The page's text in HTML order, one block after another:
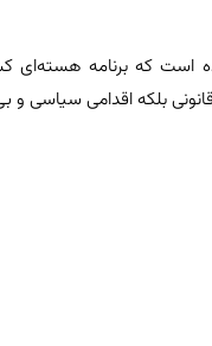
است که برنامه هسته‌ای
بلکه اقدامی سیاسی